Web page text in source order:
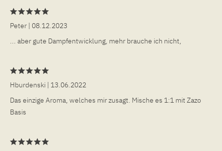
Peter | 08.12.2023
... aber gute Dampfentwicklung, mehr brauche ich nicht,
Hburdenski | 13.06.2022
Das einzige Aroma, welches mir zusagt. Mische es 1:1 mit Zazo
Basis